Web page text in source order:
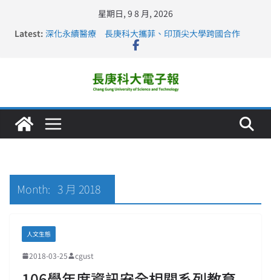
星期日, 9 8 月, 2026
Latest: 深化永續醫療 長庚科大攜菲、印頂尖大學跨國合作
長庚科大訪凱瑟醫療集團、美容學校收穫豐
仁德醫專與長庚科大締結策略聯盟 培育護理尖兵
長庚科大連四年穩居《遠見》醫學大學第5名 辦學實力再
Month: 3 月 2018
人文生態
2018-03-25 cgust